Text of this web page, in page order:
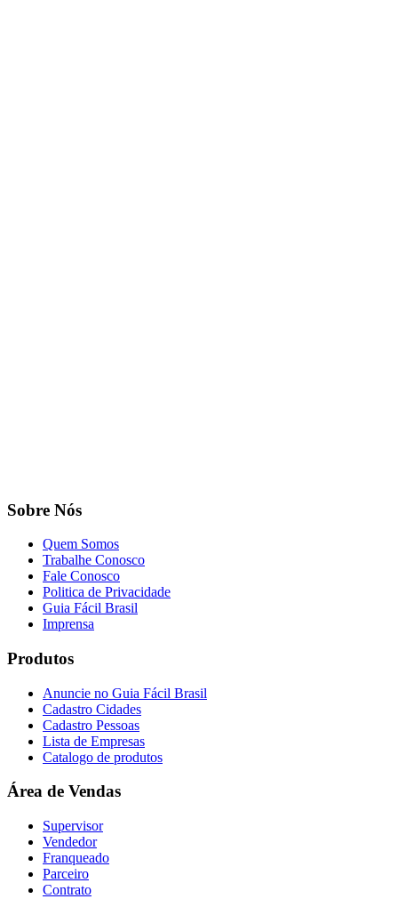
Sobre Nós
Quem Somos
Trabalhe Conosco
Fale Conosco
Politica de Privacidade
Guia Fácil Brasil
Imprensa
Produtos
Anuncie no Guia Fácil Brasil
Cadastro Cidades
Cadastro Pessoas
Lista de Empresas
Catalogo de produtos
Área de Vendas
Supervisor
Vendedor
Franqueado
Parceiro
Contrato